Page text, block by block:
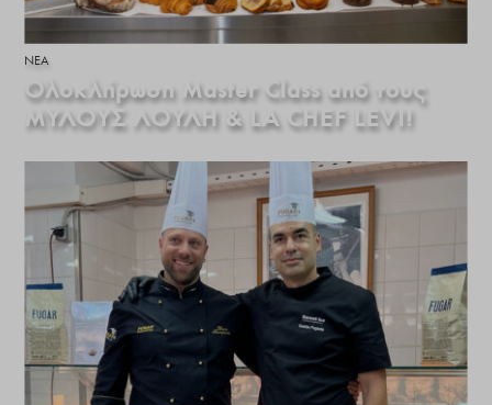
ΝΕΑ
Ολοκλήρωση Master Class από τους
ΜΥΛΟΥΣ ΛΟΥΛΗ & LA CHEF LEVI!